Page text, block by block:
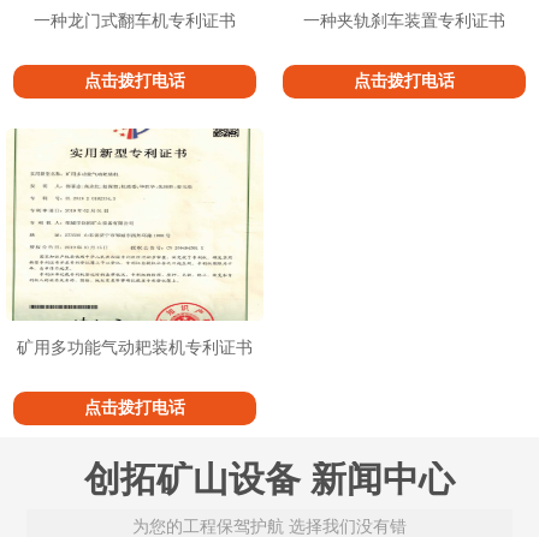
一种龙门式翻车机专利证书
点击拨打电话
一种夹轨刹车装置专利证书
点击拨打电话
矿用多功能气动耙装机专利证书
点击拨打电话
创拓矿山设备 新闻中心
为您的工程保驾护航 选择我们没有错